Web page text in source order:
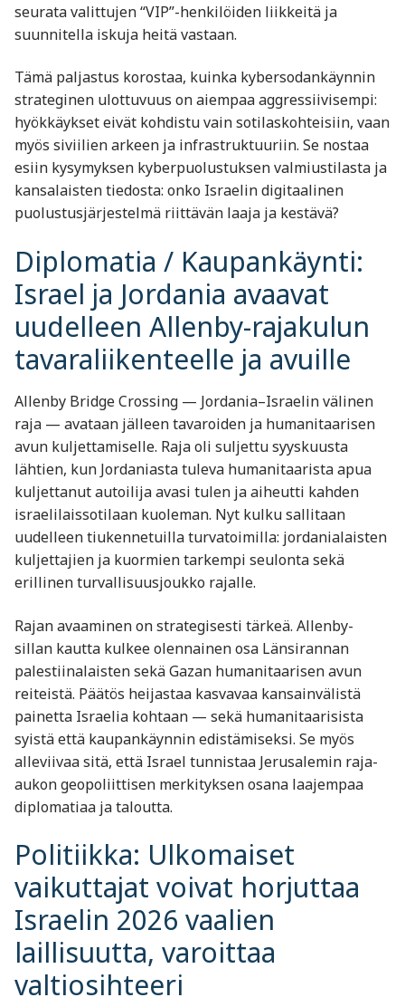
seurata valittujen “VIP”-henkilöiden liikkeitä ja
suunnitella iskuja heitä vastaan.
Tämä paljastus korostaa, kuinka kybersodankäynnin
strateginen ulottuvuus on aiempaa aggressiivisempi:
hyökkäykset eivät kohdistu vain sotilaskohteisiin, vaan
myös siviilien arkeen ja infrastruktuuriin. Se nostaa
esiin kysymyksen kyberpuolustuksen valmiustilasta ja
kansalaisten tiedosta: onko Israelin digitaalinen
puolustusjärjestelmä riittävän laaja ja kestävä?
Diplomatia / Kaupankäynti:
Israel ja Jordania avaavat
uudelleen Allenby-rajakulun
tavaraliikenteelle ja avuille
Allenby Bridge Crossing — Jordania–Israelin välinen
raja — avataan jälleen tavaroiden ja humanitaarisen
avun kuljettamiselle. Raja oli suljettu syyskuusta
lähtien, kun Jordaniasta tuleva humanitaarista apua
kuljettanut autoilija avasi tulen ja aiheutti kahden
israelilais­sotilaan kuoleman. Nyt kulku sallitaan
uudelleen tiukennetuilla turvatoimilla: jordanialaisten
kuljettajien ja kuormien tarkempi seulonta sekä
erillinen turvallisuusjoukko rajalle.
Rajan avaaminen on strategisesti tärkeä. Allenby-
sillan kautta kulkee olennainen osa Länsirannan
palestiinalaisten sekä Gazan humanitaarisen avun
reiteistä. Päätös heijastaa kasvavaa kansainvälistä
painetta Israelia kohtaan — sekä humanitaarisista
syistä että kaupankäynnin edistämiseksi. Se myös
alleviivaa sitä, että Israel tunnistaa Jerusalemin raja-
aukon geopoliittisen merkityksen osana laajempaa
diplomatiaa ja taloutta.
Politiikka: Ulkomaiset
vaikuttajat voivat horjuttaa
Israelin 2026 vaalien
laillisuutta, varoittaa
valtiosihteeri